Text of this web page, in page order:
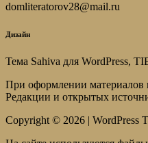
domliteratorov28@mail.ru
Дизайн
Тема Sahiva для WordPress,
При оформлении материалов
Редакции и открытых
Copyright © 2026 | WordPress